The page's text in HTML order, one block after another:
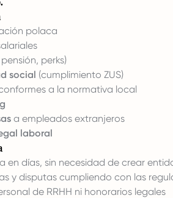
polaca
perks)
social (cumplimiento ZUS)
a la normativa local
a empleados extranjeros
laboral
en días, sin necesidad de crear
y disputas cumpliendo con las
de RRHH ni honorarios legales